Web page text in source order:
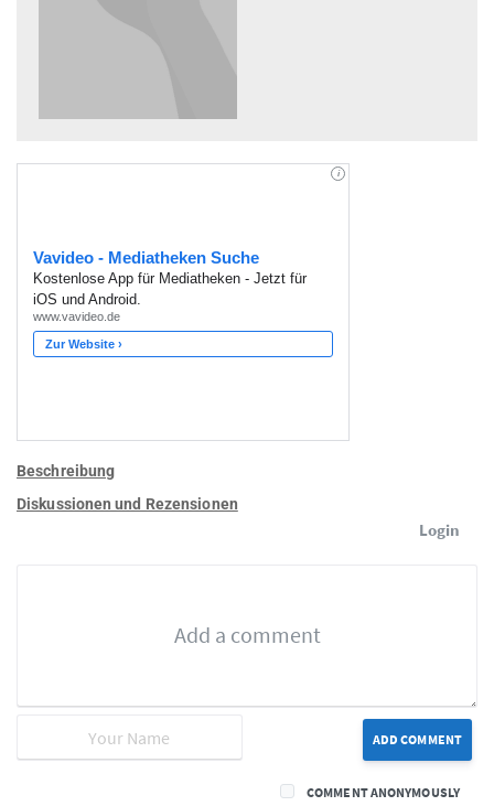
Beschreibung
Diskussionen und Rezensionen
Login
ADD COMMENT
COMMENT ANONYMOUSLY